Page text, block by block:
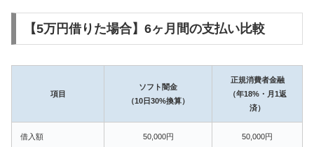
【5万円借りた場合】6ヶ月間の支払い比較
項目
ソフト闇金
（10日30%換算）
正規消費者金融
（年18%・月1返
済）
借入額 50,000円 50,000円